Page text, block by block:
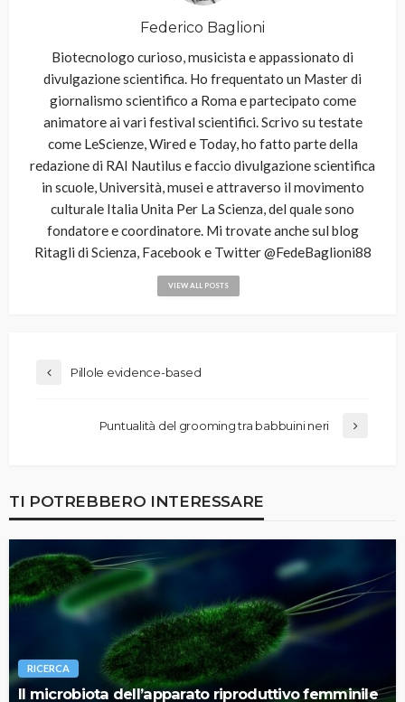
Federico Baglioni
Biotecnologo curioso, musicista e appassionato di
divulgazione scientifica. Ho frequentato un Master di
giornalismo scientifico a Roma e partecipato come
animatore ai vari festival scientifici. Scrivo su testate
come LeScienze, Wired e Today, ho fatto parte della
redazione di RAI Nautilus e faccio divulgazione scientifica
in scuole, Università, musei e attraverso il movimento
culturale Italia Unita Per La Scienza, del quale sono
fondatore e coordinatore. Mi trovate anche sul blog
Ritagli di Scienza, Facebook e Twitter @FedeBaglioni88
VIEW ALL POSTS
Pillole evidence-based
Puntualità del grooming tra babbuini neri
TI POTREBBERO INTERESSARE
RICERCA
Il microbiota dell’apparato riproduttivo femminile